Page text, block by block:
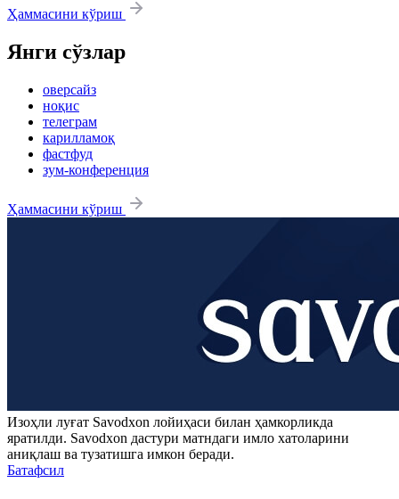
Ҳаммасини кўриш
Янги сўзлар
оверсайз
ноқис
телеграм
карилламоқ
фастфуд
зум-конференция
Ҳаммасини кўриш
Изоҳли луғат Savodxon лойиҳаси билан ҳамкорликда
яратилди. Savodxon дастури матндаги имло хатоларини
аниқлаш ва тузатишга имкон беради.
Батафсил